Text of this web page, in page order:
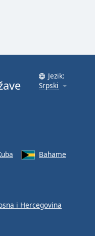
Jezik:
Srpski
Bahame
i Hercegovina